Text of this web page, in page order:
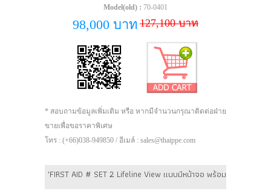
Model(old) : 70-0401
98,000 บาท 127,100 บาท
* สอบถามข้อมูลเพิ่มเติม หรือ หากมีจำนวนกรุณาติดต่อฝ่าย
ขายเพื่อขอราคาพิเศษ
โทร : (+66)038-949850 / อีเมล์ : sales@thaippe.com
'FIRST AID # SET 2 Lifeline View แบบมีหน้าจอ พร้อมตู้เก็บ : AED